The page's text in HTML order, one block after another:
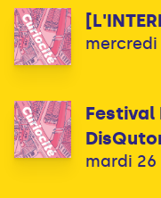
mercredi
Festival
mardi 26